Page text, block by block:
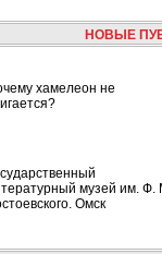
НОВЫЕ
хамелеон не
музей им. Ф.
Омск